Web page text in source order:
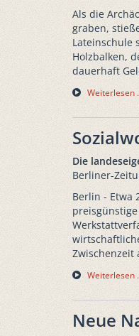
Als die
graben,
Lateinschule
Holzbalken,
dauerhaft
Weiterlesen
Die
Berliner-
Berlin - Etwa
Zwischenzeit
Weiterlesen
Neue